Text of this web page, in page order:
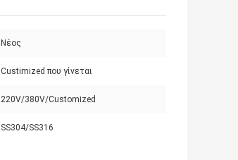
Νέος
Custimized που γίνεται
220V/380V/Customized
SS304/SS316